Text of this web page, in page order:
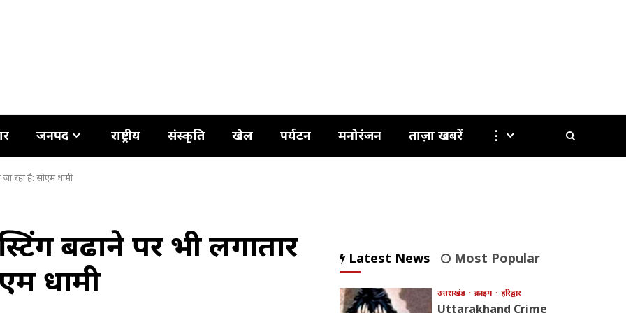
जनपद राष्ट्रीय संस्कृति खेल पर्यटन मनोरंजन ताज़ा खबरें ⋮
जा रहा है: सीएम धामी
बढाने पर भी लगातार
धामी
Latest News Most Popular
उत्तराखंड क्राइम हरिद्वार
Uttarakhand Crime